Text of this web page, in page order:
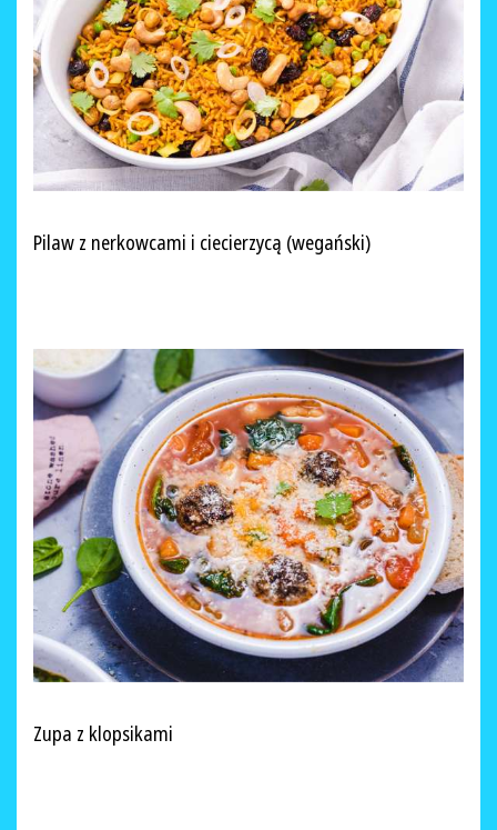
Pilaw z nerkowcami i ciecierzycą (wegański)
Zupa z klopsikami